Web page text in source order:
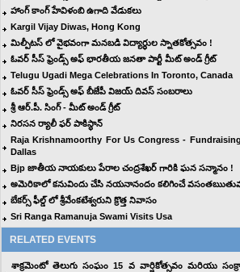
హాంగ్ కాంగ్ హేవిళంబి ఉగాది వేడుకలు
Kargil Vijay Diwas, Hong Kong
మిల్పీటస్ లో వైభవంగా మనబడి విద్యార్ధుల స్నాతకోత్సవం !
ఓవర్ సీస్ ఫ్రెండ్స్ అఫ్ భారతీయ జనతా పార్టీ మీట్ అండ్ గ్రీట్
Telugu Ugadi Mega Celebrations In Toronto, Canada
ఓవర్ సీస్ ఫ్రెండ్స్ అఫ్ బీజేపీ విజయ్ దివస్ సంబరాలు
శ్రీ ఆర్.పీ. సింగ్ - మీట్ అండ్ గ్రీట్
నిరసన ర్యాలీ ఫర్ పాకిస్థాన్
Raja Krishnamoorthy For Us Congress -
Dallas
Bjp జాతీయ నాయకులు పేరాల చంద్రశేఖర్ గారికి ఘన సన్మానం !
అమెరికాలో కనువిందు చేసి నయనానందం కలిగించే
బేకర్స్ ఫీల్డ్ లో శ్రీవేంకటేశ్వరుని క్రొత్త నివాసం
Sri Ranga Ramanuja Swami Visits Usa
RELATED EVENTS
శాక్రమెంటో తెలుగు సంఘం 15 వ వార్షికోత్సవం మరియు